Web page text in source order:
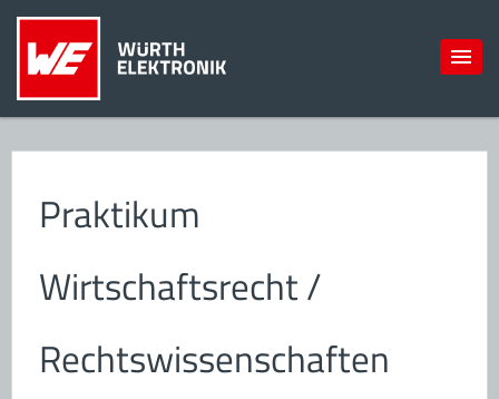
Praktikum
Wirtschaftsrecht /
Rechtswissenschaften